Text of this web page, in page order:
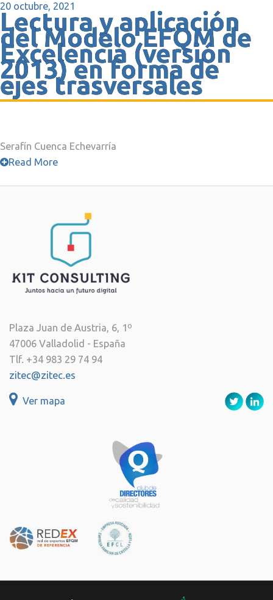
20 octubre, 2021
Lectura y aplicación
del Modelo EFQM de
Excelencia (versión
2013) en forma de
ejes trasversales
Serafín Cuenca Echevarría
Read More
Plaza Juan de Austria, 6, 1º
47006 Valladolid - España
Tlf. +34 983 29 74 94
zitec@zitec.es
Ver mapa